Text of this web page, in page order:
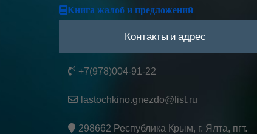
Книга жалоб и предложений
Контакты и адрес
+7(978)004-91-22
lastochkino.gnezdo@list.ru
298662 Республика Крым, г. Ялта, пгт.